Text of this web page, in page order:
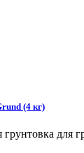
(4 кг)
грунтовка для